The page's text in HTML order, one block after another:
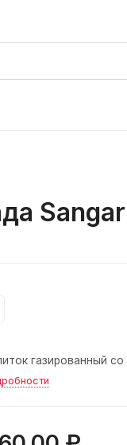
газированный